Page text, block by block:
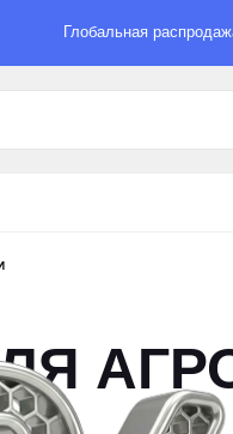
Глобальная